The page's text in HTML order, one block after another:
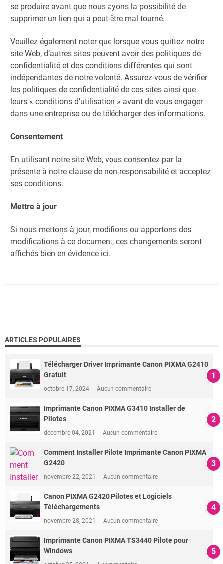
se produire avant que nous ayons la possibilité de
supprimer un lien qui a peut-être mal tourné.
Veuillez également noter que lorsque vous quittez notre
site Web, d’autres sites peuvent avoir des politiques de
confidentialité et des conditions différentes qui sont
indépendantes de notre volonté. Assurez-vous de vérifier
les politiques de confidentialité de ces sites ainsi que
leurs « conditions d’utilisation » avant de vous engager
dans une entreprise ou de télécharger des informations.
Consentement
En utilisant notre site Web, vous consentez par la
présente à notre clause de non-responsabilité et acceptez
ses conditions.
Mettre à jour
Si nous mettons à jour, modifions ou apportons des
modifications à ce document, ces changements seront
affichés bien en évidence ici.
ARTICLES POPULAIRES
Télécharger Driver Imprimante Canon PIXMA G2410
Gratuit
octobre 17, 2024 Aucun commentaire
Imprimante Canon PIXMA G3410 Installer de
Pilotes
décembre 04, 2021 Aucun commentaire
Comment Installer Pilote Imprimante Canon PIXMA
G2420
novembre 22, 2021 Aucun commentaire
Canon PIXMA G2420 Pilotes et Logiciels
Téléchargements
novembre 28, 2021 Aucun commentaire
Imprimante Canon PIXMA TS3440 Pilote pour
Windows